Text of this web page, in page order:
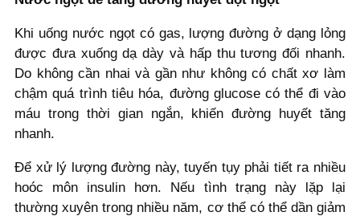
Khi uống nước ngọt có gas, lượng đường ở dạng lỏng
được đưa xuống dạ dày và hấp thu tương đối nhanh.
Do không cần nhai và gần như không có chất xơ làm
chậm quá trình tiêu hóa, đường glucose có thể đi vào
máu trong thời gian ngắn, khiến đường huyết tăng
nhanh.
Để xử lý lượng đường này, tuyến tụy phải tiết ra nhiều
hoóc môn insulin hơn. Nếu tình trạng này lặp lại
thường xuyên trong nhiều năm, cơ thể có thể dần giảm